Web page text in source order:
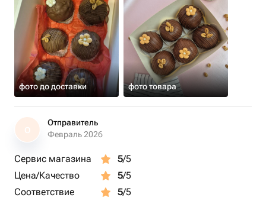
фото до доставки фото товара
О
Отправитель
Февраль 2026
Сервис магазина 5/5
Цена/Качество
5/5
Соответствие
5/5